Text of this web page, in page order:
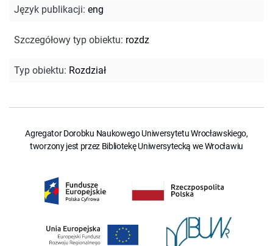
Język publikacji: eng
Szczegółowy typ obiektu: rozdz
Typ obiektu: Rozdział
Agregator Dorobku Naukowego Uniwersytetu Wrocławskiego,
tworzony jest przez Bibliotekę Uniwersytecką we Wrocławiu